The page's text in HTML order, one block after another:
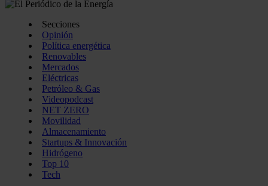
recopilado a partir del uso que haya hecho de sus servicios.
Secciones
Opinión
Política energética
Renovables
Mercados
Eléctricas
Petróleo & Gas
Videopodcast
NET ZERO
Movilidad
Almacenamiento
Startups & Innovación
Hidrógeno
Top 10
Tech